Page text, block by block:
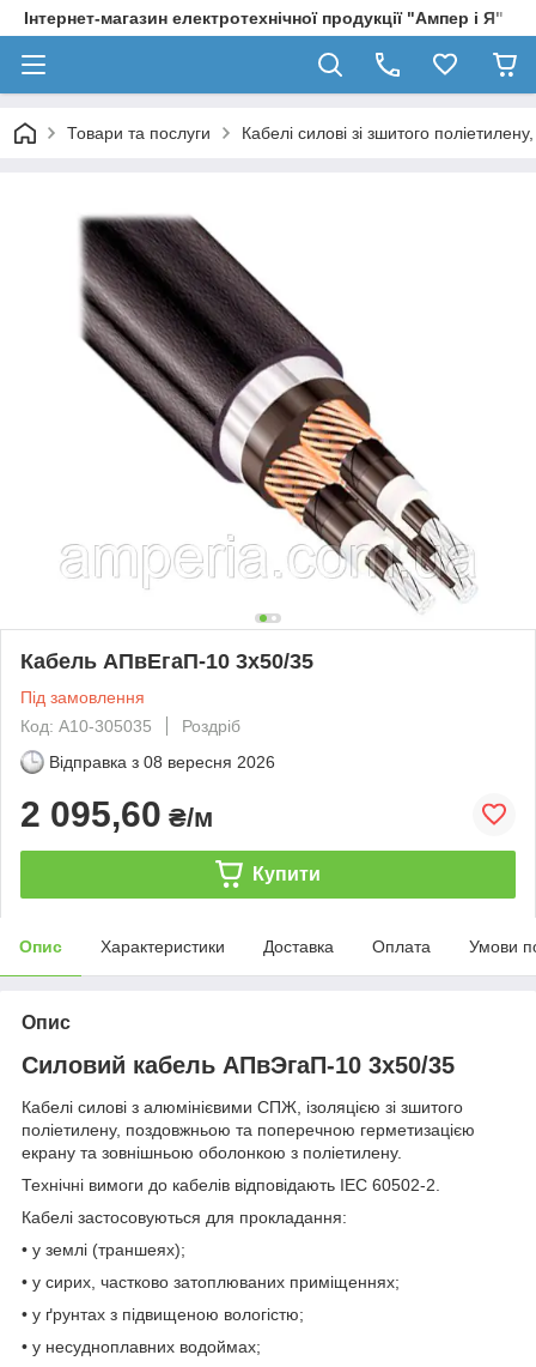
Інтернет-магазин електротехнічної продукції "Ампер і Я"
Товари та послуги Кабелі силові зі зшитого
Кабель АПвЕгаП‑10 3х50/35
Під замовлення
Код: А10-305035
Роздріб
Відправка з 08 вересня 2026
2 095,60 ₴/м
Купити
Опис Характеристики Доставка Оплата Умови
Опис
Силовий кабель АПвЭгаП-10 3х50/35
Кабелі силові з алюмінієвими СПЖ, ізоляцією зі зшитого
поліетилену, поздовжньою та поперечною герметизацією
екрану та зовнішньою оболонкою з поліетилену.
Технічні вимоги до кабелів відповідають IEC 60502-2.
Кабелі застосовуються для прокладання:
• у землі (траншеях);
• у сирих, частково затоплюваних приміщеннях;
• у ґрунтах з підвищеною вологістю;
• у несудноплавних водоймах;